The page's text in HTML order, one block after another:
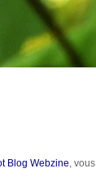
Blog Webzine ,